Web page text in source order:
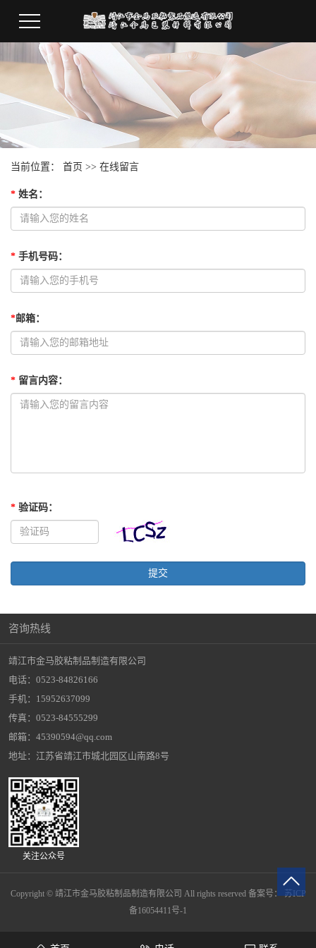
当前位置： 首页 >> 在线留言
* 姓名 ：
* 手机号码：
*邮箱：
* 留言内容：
* 验证码：
咨询热线
靖江市金马胶粘制品制造有限公司
电话：0523-84826166
手机：15952637099
传真：0523-84555299
邮箱：45390594@qq.com
地址：江苏省靖江市城北园区山南路8号
关注公众号
Copyright © 靖江市金马胶粘制品制造有限公司 All rights reserved 备案号：苏ICP
备16054411号-1